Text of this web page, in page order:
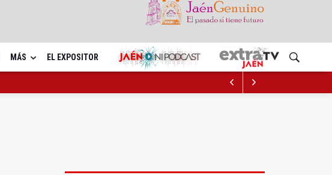
MÁS EL EXPOSITOR